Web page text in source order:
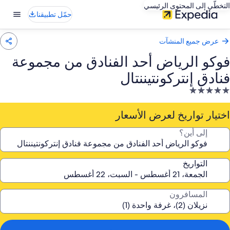
التخطّي إلى المحتوى الرئيسي
حمّل تطبيقنا
عرض جميع المنشآت
فوكو الرياض أحد الفنادق من مجموعة
فنادق إنتركونتيننتال
منشأة
فندقية
مصنفة
5.0
اختيار تواريخ لعرض الأسعار
إلى أين؟
التواريخ
المسافرون